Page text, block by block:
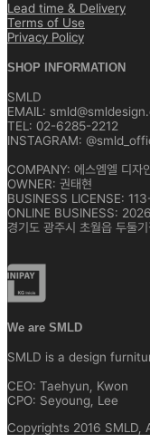
Lead time & Delivery
Terms of Use
Privacy Policy
SHOP INFORMATION
SMLD
EMAIL:
TEL: 02-6285-2212
INSTAGRAM:
COMPANY: 에스엠엘 디자
OWNER: 권태현
BUSINESS LICENSE:
ONLINE BUSINESS:
경기도 광주시 초월읍 두둘
We are SMLD
SMLD is a design
CEO: Taehyun, Kwon
CPO: Seyoung, Lee
Copyrights 2016 SMLD,